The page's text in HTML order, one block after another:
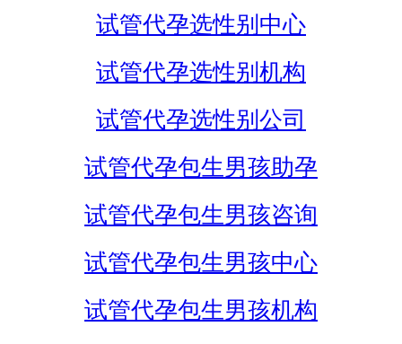
试管代孕选性别中心
试管代孕选性别机构
试管代孕选性别公司
试管代孕包生男孩助孕
试管代孕包生男孩咨询
试管代孕包生男孩中心
试管代孕包生男孩机构